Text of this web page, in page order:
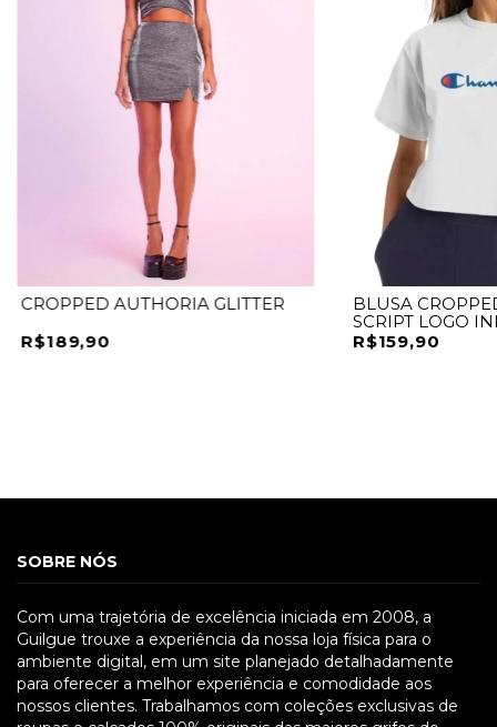
CROPPED AUTHORIA GLITTER
R$189,90
BLUSA
SCRIPT LOGO
R$159,90
SOBRE NÓS
Com uma trajetória de excelência iniciada em 2008, a
Guilgue trouxe a experiência da nossa loja física para o
ambiente digital, em um site planejado detalhadamente
para oferecer a melhor experiência e comodidade aos
nossos clientes. Trabalhamos com coleções exclusivas de